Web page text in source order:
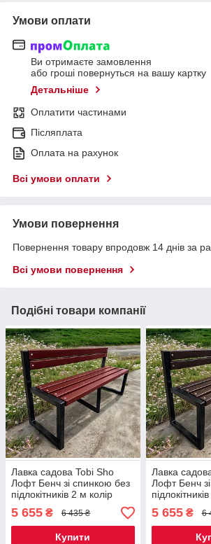
Умови оплати
Ви отримаєте замовлення
або гроші повернуться на вашу картку
Детальніше
Оплатити частинами
Післяплата
Оплата на рахунок
Всі умови оплати
Умови повернення
Повернення товару впродовж 14 днів за
Всі умови повернення
Подібні товари компанії
Лавка садова Tobi Sho
Лофт Бенч зі спинкою без
підлокітників 2 м колір
Махагоній
5 655 ₴ 6 435 ₴
Купити
Лавка
Лофт Бенч
Горіх
5 655₴ 6